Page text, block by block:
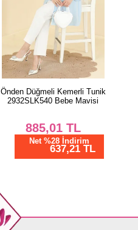
Önden Düğmeli Kemerli Tunik
2932SLK540 Bebe Mavisi
885,01TL
Net %28 İndirim
637,21 TL